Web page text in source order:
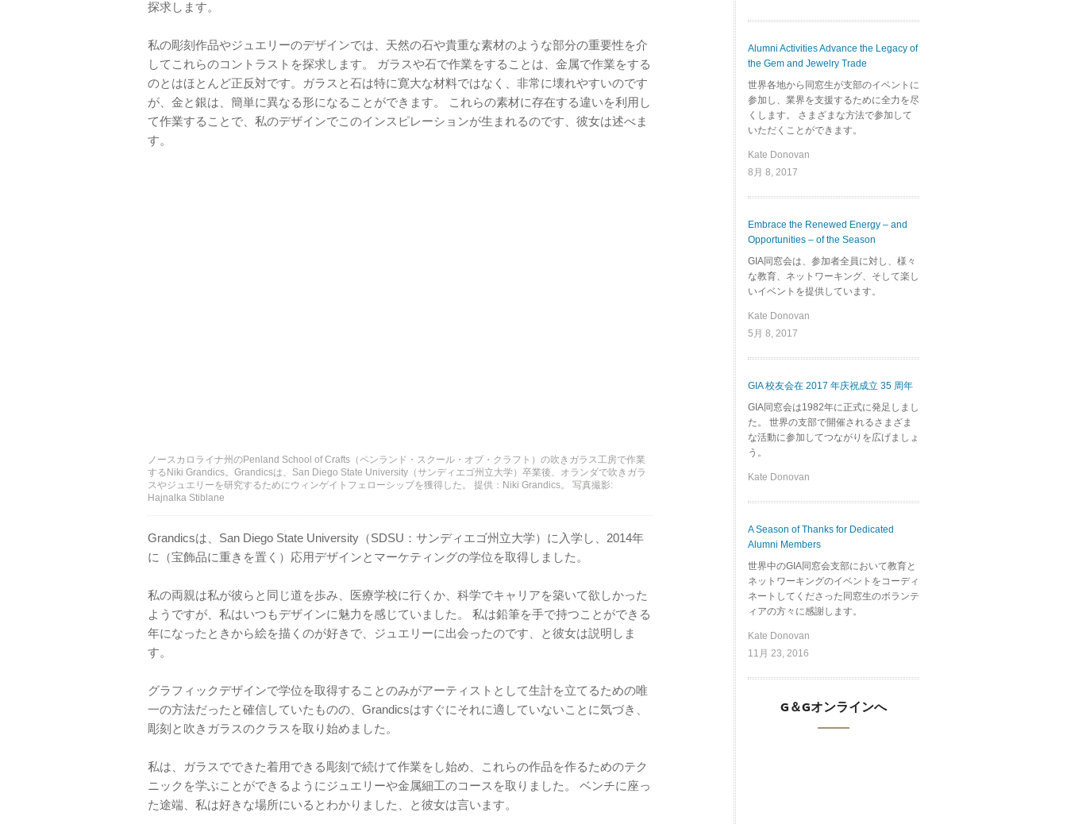
探求します。
私の彫刻作品やジュエリーのデザインでは、天然の石や貴重な素材のような部分の重要性を介
してこれらのコントラストを探求します。 ガラスや石で作業をすることは、金属で作業をする
のとはほとんど正反対です。ガラスと石は特に寛大な材料ではなく、非常に壊れやすいのです
が、金と銀は、簡単に異なる形になることができます。 これらの素材に存在する違いを利用し
て作業することで、私のデザインでこのインスピレーションが生まれるのです、彼女は述べま
す。
ノースカロライナ州のPenland School of Crafts（ペンランド・スクール・オブ・クラフト）の吹きガラス工房で作業
するNiki Grandics。Grandicsは、San Diego State University（サンディエゴ州立大学）卒業後、オランダで吹きガラ
スやジュエリーを研究するためにウィンゲイトフェローシップを獲得した。 提供：Niki Grandics。 写真撮影:
Hajnalka Stiblane
Grandicsは、San Diego State University（SDSU：サンディエゴ州立大学）に入学し、2014年
に（宝飾品に重きを置く）応用デザインとマーケティングの学位を取得しました。
私の両親は私が彼らと同じ道を歩み、医療学校に行くか、科学でキャリアを築いて欲しかった
ようですが、私はいつもデザインに魅力を感じていました。 私は鉛筆を手で持つことができる
年になったときから絵を描くのが好きで、ジュエリーに出会ったのです、と彼女は説明しま
す。
グラフィックデザインで学位を取得することのみがアーティストとして生計を立てるための唯
一の方法だったと確信していたものの、Grandicsはすぐにそれに適していないことに気づき、
彫刻と吹きガラスのクラスを取り始めました。
私は、ガラスでできた着用できる彫刻で続けて作業をし始め、これらの作品を作るためのテク
ニックを学ぶことができるようにジュエリーや金属細工のコースを取りました。 ベンチに座っ
た途端、私は好きな場所にいるとわかりました、と彼女は言います。
Alumni Activities Advance the Legacy of
the Gem and Jewelry Trade
世界各地から同窓生が支部のイベントに
参加し、業界を支援するために全力を尽
くします。 さまざまな方法で参加して
いただくことができます。
Kate Donovan
8月 8, 2017
Embrace the Renewed Energy – and
Opportunities – of the Season
GIA同窓会は、参加者全員に対し、様々
な教育、ネットワーキング、そして楽し
いイベントを提供しています。
Kate Donovan
5月 8, 2017
GIA 校友会在 2017 年庆祝成立 35 周年
GIA同窓会は1982年に正式に発足しまし
た。 世界の支部で開催されるさまざま
な活動に参加してつながりを広げましょ
う。
Kate Donovan
A Season of Thanks for Dedicated
Alumni Members
世界中のGIA同窓会支部において教育と
ネットワーキングのイベントをコーディ
ネートしてくださった同窓生のボランテ
ィアの方々に感謝します。
Kate Donovan
11月 23, 2016
G＆Gオンラインへ